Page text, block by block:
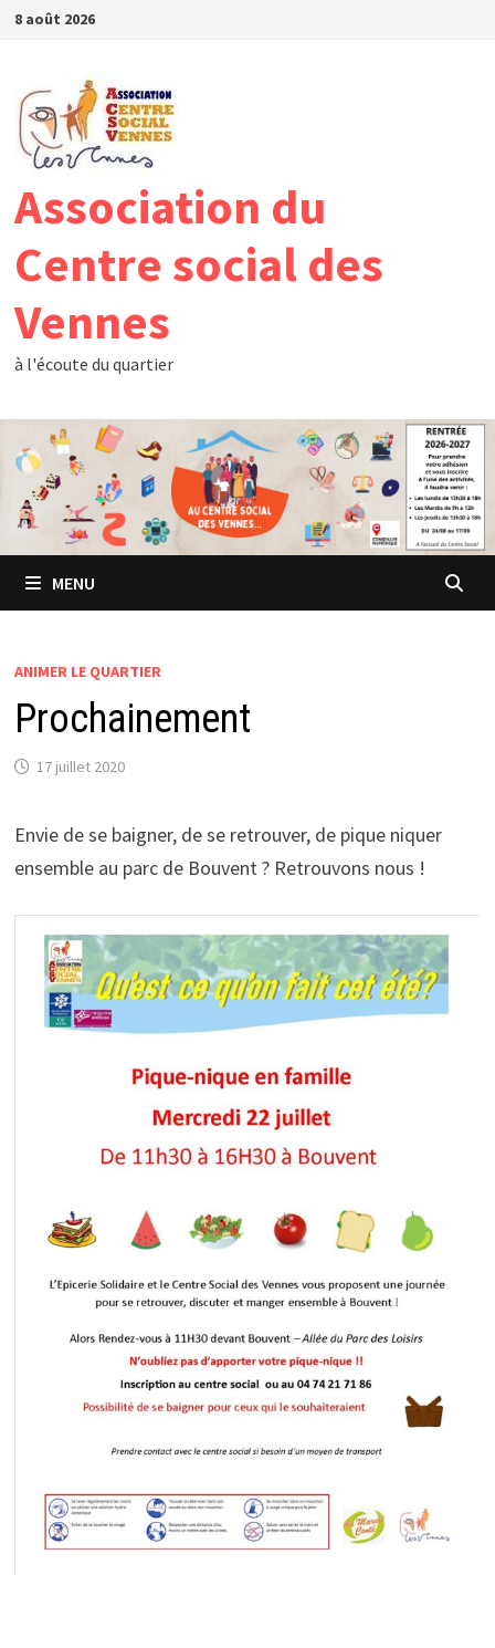
Passer
8 août 2026
Association du
Centre social des
Vennes
à l'écoute du quartier
MENU
ANIMER LE QUARTIER
Prochainement
17 juillet 2020
Envie de se baigner, de se retrouver, de pique niquer
ensemble au parc de Bouvent ? Retrouvons nous !